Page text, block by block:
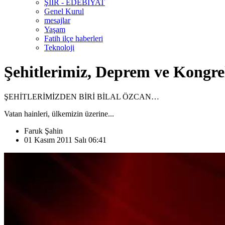
ŞİİR - EDEBİYAT
Genel Kurul
mesajlar
Yaşam
Fatih ilçe haberleri
Teknoloji
Şehitlerimiz, Deprem ve
ŞEHİTLERİMİZDEN BİRİ BİLAL ÖZCAN…
Vatan hainleri, ülkemizin üzerine...
Faruk Şahin
01 Kasım 2011 Salı 06:41